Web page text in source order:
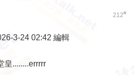
212#
3-24 02:42 編輯
皇........errrrr